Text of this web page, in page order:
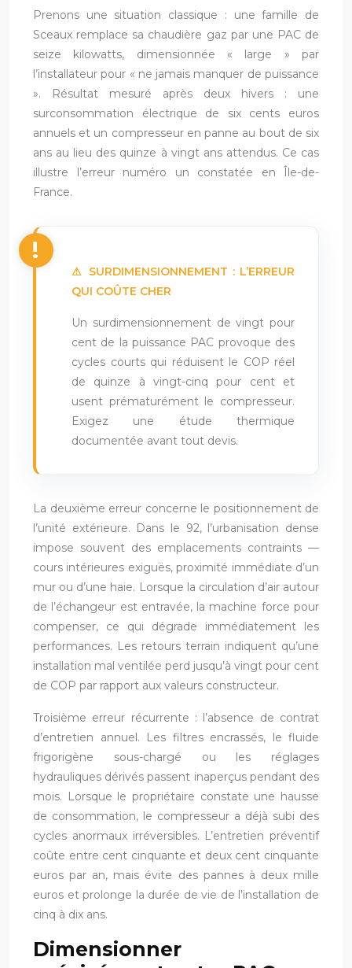
Prenons une situation classique : une famille de
Sceaux remplace sa chaudière gaz par une PAC de
seize kilowatts, dimensionnée « large » par
l’installateur pour « ne jamais manquer de puissance
». Résultat mesuré après deux hivers : une
surconsommation électrique de six cents euros
annuels et un compresseur en panne au bout de six
ans au lieu des quinze à vingt ans attendus. Ce cas
illustre l’erreur numéro un constatée en Île-de-
France.
⚠ SURDIMENSIONNEMENT : L’ERREUR
QUI COÛTE CHER
Un surdimensionnement de vingt pour
cent de la puissance PAC provoque des
cycles courts qui réduisent le COP réel
de quinze à vingt-cinq pour cent et
usent prématurément le compresseur.
Exigez une étude thermique
documentée avant tout devis.
La deuxième erreur concerne le positionnement de
l’unité extérieure. Dans le 92, l’urbanisation dense
impose souvent des emplacements contraints —
cours intérieures exiguës, proximité immédiate d’un
mur ou d’une haie. Lorsque la circulation d’air autour
de l’échangeur est entravée, la machine force pour
compenser, ce qui dégrade immédiatement les
performances. Les retours terrain indiquent qu’une
installation mal ventilée perd jusqu’à vingt pour cent
de COP par rapport aux valeurs constructeur.
Troisième erreur récurrente : l’absence de contrat
d’entretien annuel. Les filtres encrassés, le fluide
frigorigène sous-chargé ou les réglages
hydrauliques dérivés passent inaperçus pendant des
mois. Lorsque le propriétaire constate une hausse
de consommation, le compresseur a déjà subi des
cycles anormaux irréversibles. L’entretien préventif
coûte entre cent cinquante et deux cent cinquante
euros par an, mais évite des pannes à deux mille
euros et prolonge la durée de vie de l’installation de
cinq à dix ans.
Dimensionner